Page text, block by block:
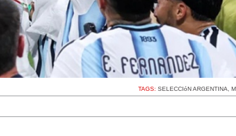
TAGS:SELECCIóN ARGENTINA ,